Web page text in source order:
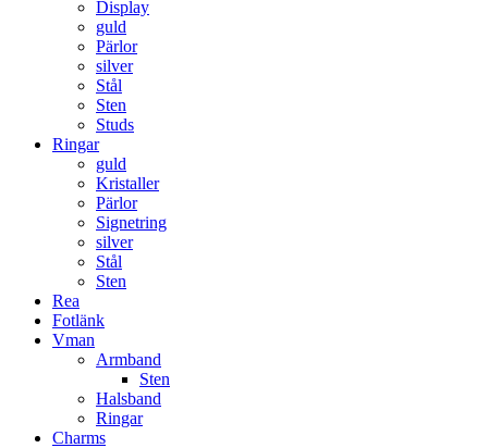
Display
guld
Pärlor
silver
Stål
Sten
Studs
Ringar
guld
Kristaller
Pärlor
Signetring
silver
Stål
Sten
Rea
Fotlänk
Vman
Armband
Sten
Halsband
Ringar
Charms